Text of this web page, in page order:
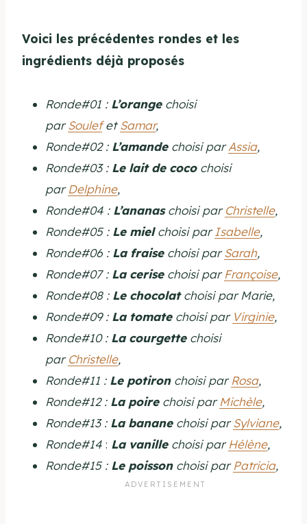
Voici les précédentes rondes et les
ingrédients déjà proposés
Ronde#01 : L’orangechoisi
parSoulefetSamar,
Ronde#02 : L’amandechoisi parAssia,
Ronde#03 : Le lait de cocochoisi
parDelphine,
Ronde#04 : L’ananaschoisi parChristelle,
Ronde#05 : Le mielchoisi parIsabelle,
Ronde#06 : La fraisechoisi parSarah,
Ronde#07 : La cerisechoisi parFrançoise,
Ronde#08 : Le chocolatchoisi par Marie,
Ronde#09 : La tomatechoisi par Virginie,
Ronde#10 : La courgettechoisi
parChristelle,
Ronde#11 : Le potironchoisi parRosa,
Ronde#12 : La poirechoisi parMichèle,
Ronde#13 : La bananechoisi parSylviane,
Ronde#14 : La vanillechoisi parHélène,
Ronde#15 : Le poissonchoisi parPatricia,